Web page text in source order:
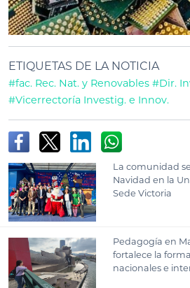
ETIQUETAS DE LA NOTICIA
#fac. Rec. Nat. y Renovables #Dir.
#Vicerrectoría Investig. e Innov.
La comunidad
Navidad en la
Sede Victoria
Pedagogía en
fortalece la
nacionales e